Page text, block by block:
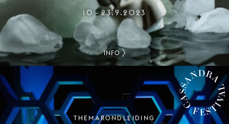
10 –23.9.2023
INFO
CASSANDRA FESTIVAL
THEMARONDLEIDING